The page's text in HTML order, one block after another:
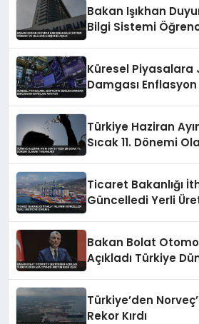
Bakan Işıkhan
Bilgi Sistemi
Küresel Piyasalara
Damgası Enflasyon
Türkiye Haziran
Sıcak 11. Dönemi
Ticaret Bakanlığı
Güncelledi Yerli
Bakan Bolat
Açıkladı Türkiye
Türkiye’den
Rekor Kırdı